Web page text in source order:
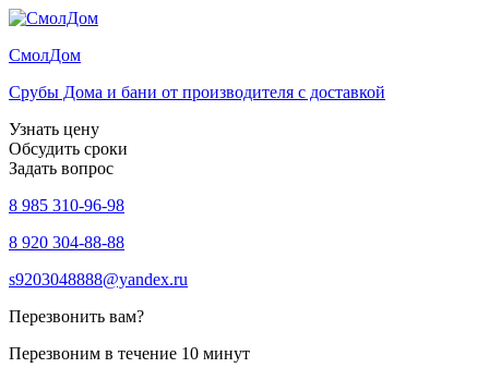
СмолДом
Срубы Дома и бани от производителя с доставкой
Узнать цену
Обсудить сроки
Задать вопрос
8 985 310-96-98
8 920 304-88-88
s9203048888@yandex.ru
Перезвонить вам?
Перезвоним в течение 10 минут